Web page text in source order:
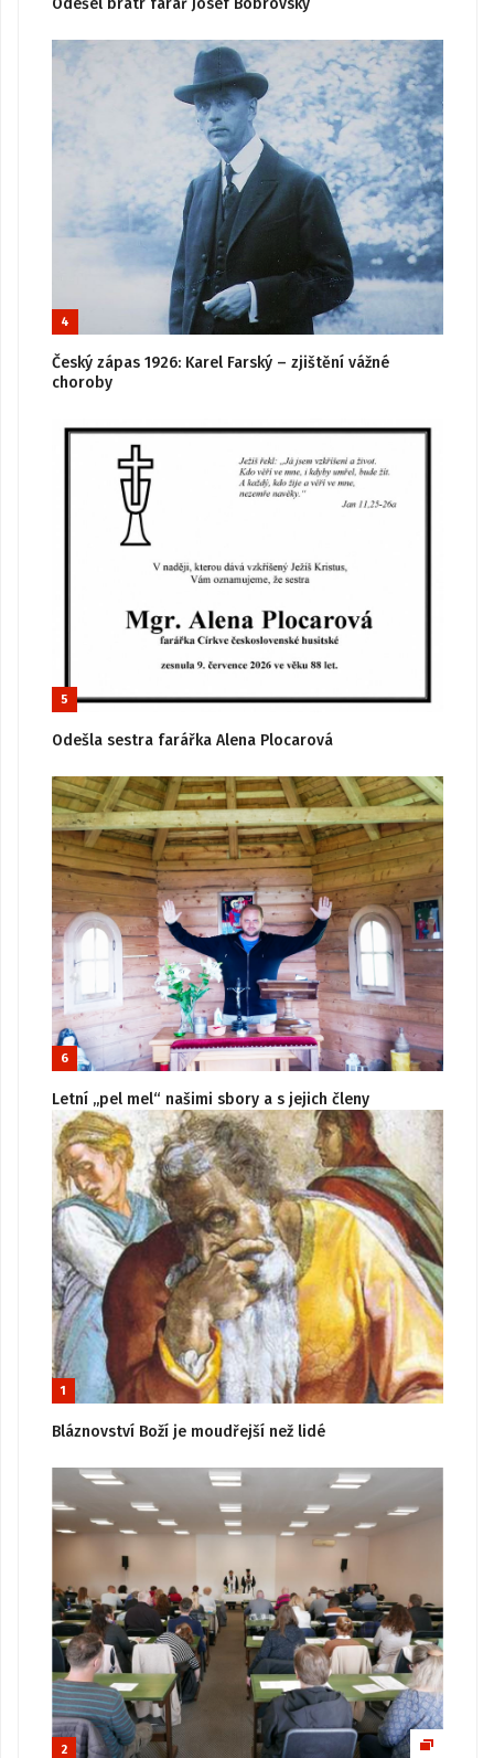
Odešel bratr farář Josef Bobrovský
4
Český zápas 1926: Karel Farský – zjištění vážné
choroby
5
Odešla sestra farářka Alena Plocarová
6
Letní „pel mel“ našimi sbory a s jejich členy
1
Bláznovství Boží je moudřejší než lidé
2